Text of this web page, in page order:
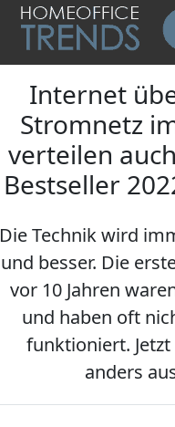
Internet
Stromnetz
verteilen
Bestseller
Die Technik wird
und besser. Die
vor 10 Jahren
und haben oft
funktioniert. Jetzt
anders